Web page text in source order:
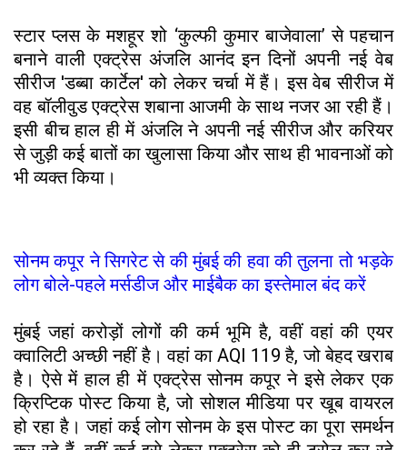
स्टार प्लस के मशहूर शो ‘कुल्फी कुमार बाजेवाला’ से पहचान
बनाने वाली एक्ट्रेस अंजलि आनंद इन दिनों अपनी नई वेब
सीरीज 'डब्बा कार्टेल' को लेकर चर्चा में हैं। इस वेब सीरीज में
वह बॉलीवुड एक्ट्रेस शबाना आजमी के साथ नजर आ रही हैं।
इसी बीच हाल ही में अंजलि ने अपनी नई सीरीज और करियर
से जुड़ी कई बातों का खुलासा किया और साथ ही भावनाओं को
भी व्यक्त किया।
सोनम कपूर ने सिगरेट से की मुंबई की हवा की तुलना तो भड़के
लोग बोले-पहले मर्सडीज और माईबैक का इस्तेमाल बंद करें
मुंबई जहां करोड़ों लोगों की कर्म भूमि है, वहीं वहां की एयर
क्वालिटी अच्छी नहीं है। वहां का AQI 119 है, जो बेहद खराब
है। ऐसे में हाल ही में एक्ट्रेस सोनम कपूर ने इसे लेकर एक
क्रिप्टिक पोस्ट किया है, जो सोशल मीडिया पर खूब वायरल
हो रहा है। जहां कई लोग सोनम के इस पोस्ट का पूरा समर्थन